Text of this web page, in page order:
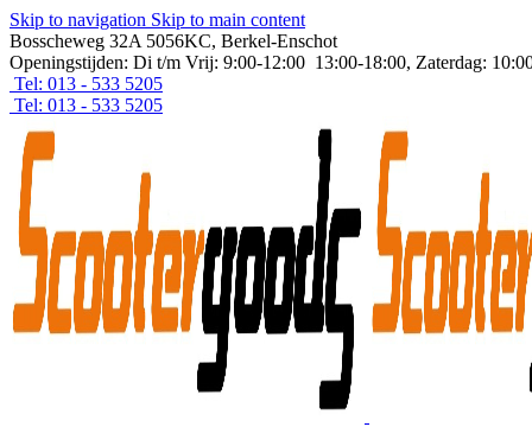
Skip to navigation Skip to main content
Bosscheweg 32A 5056KC, Berkel-Enschot
Openingstijden: Di t/m Vrij: 9:00-12:00 13:00-18:00, Zaterdag:
Tel: 013 - 533 5205
Tel: 013 - 533 5205